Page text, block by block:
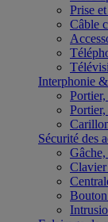
Prise
Câble
Interphonie
Sécurité des